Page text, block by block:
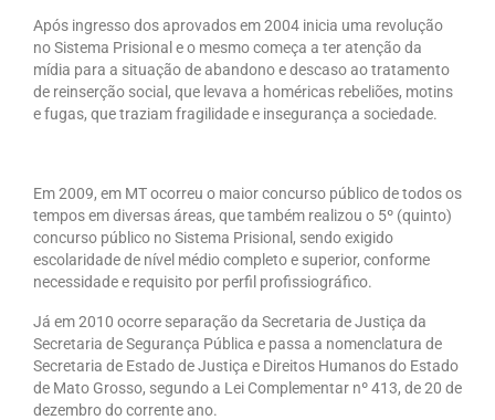
Após ingresso dos aprovados em 2004 inicia uma revolução
no Sistema Prisional e o mesmo começa a ter atenção da
mídia para a situação de abandono e descaso ao tratamento
de reinserção social, que levava a homéricas rebeliões, motins
e fugas, que traziam fragilidade e insegurança a sociedade.
Em 2009, em MT ocorreu o maior concurso público de todos os
tempos em diversas áreas, que também realizou o 5º (quinto)
concurso público no Sistema Prisional, sendo exigido
escolaridade de nível médio completo e superior, conforme
necessidade e requisito por perfil profissiográfico.
Já em 2010 ocorre separação da Secretaria de Justiça da
Secretaria de Segurança Pública e passa a nomenclatura de
Secretaria de Estado de Justiça e Direitos Humanos do Estado
de Mato Grosso, segundo a Lei Complementar nº 413, de 20 de
dezembro do corrente ano.